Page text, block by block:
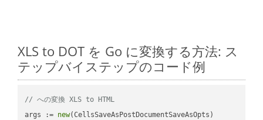
XLS to DOT を Go に変換する方法: ス
テップバイステップのコード例
// への変換 XLS to HTML
args := new(CellsSaveAsPostDocumentSaveAsOpts)